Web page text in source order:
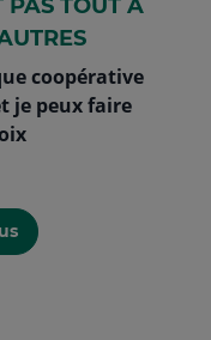
PAS TOUT À
coopérative
je peux faire